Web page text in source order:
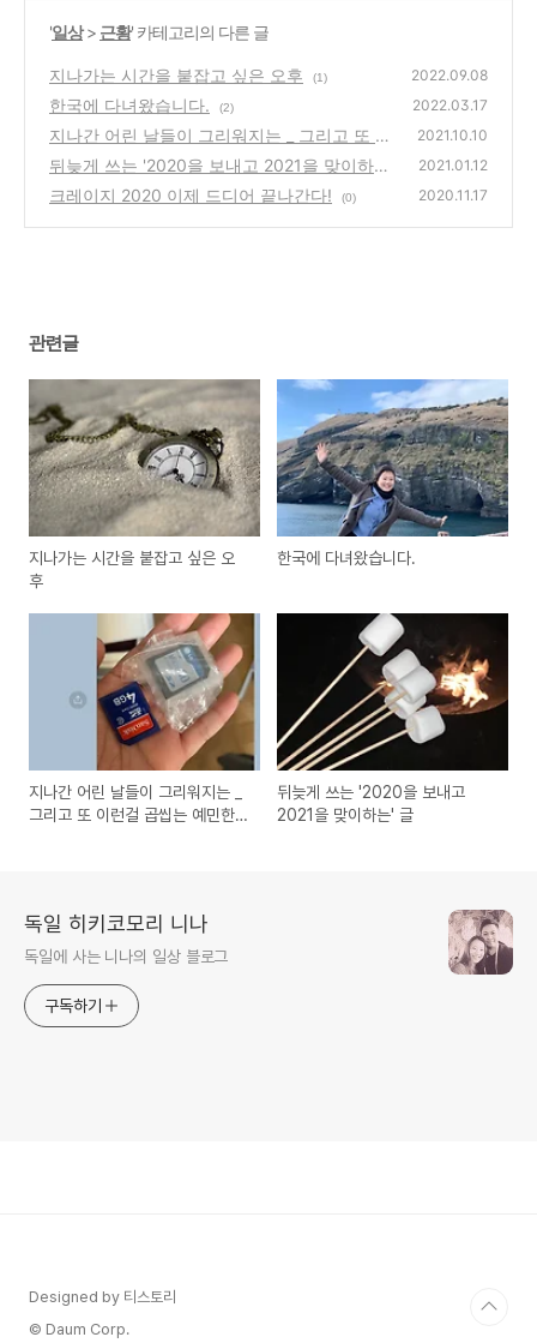
'일상> 근황' 카테고리의 다른 글
지나가는 시간을 붙잡고 싶은 오후 (1) 2022.09.08
한국에 다녀왔습니다. (2) 2022.03.17
지나간 어린 날들이 그리워지는 _ 그리고 또 이
런걸 곱씹는 예민한 나를 위해
(0)
2021.10.10
뒤늦게 쓰는 '2020을 보내고 2021을 맞이하
는' 글
(2)
2021.01.12
크레이지 2020 이제 드디어 끝나간다! (0) 2020.11.17
관련글
지나가는 시간을 붙잡고 싶은 오
후
한국에 다녀왔습니다.
지나간 어린 날들이 그리워지는 _
그리고 또 이런걸 곱씹는 예민한
뒤늦게 쓰는 '2020을 보내고
2021을 맞이하는' 글
독일 히키코모리 니나
독일에 사는 니나의 일상 블로그
구독하기
Designed by 티스토리
© Daum Corp.